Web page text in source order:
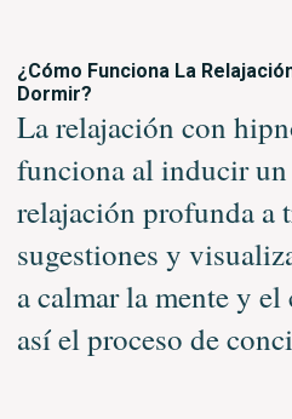
¿Cómo Funciona La
Dormir?
La relajación con
funciona al inducir un
relajación profunda a
sugestiones y
a calmar la mente y
así el proceso de